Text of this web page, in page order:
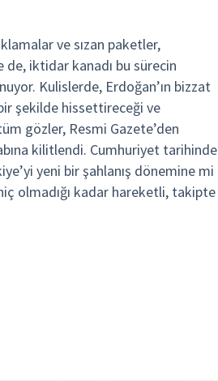
ve sızan paketler,
iktidar kanadı bu sürecin
Kulislerde, Erdoğan’ın bizzat
şekilde hissettireceği ve
gözler, Resmi Gazete’den
kilitlendi. Cumhuriyet tarihinde
yeni bir şahlanış dönemine mi
olmadığı kadar hareketli, takipte